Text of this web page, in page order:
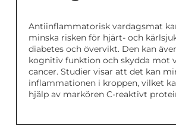
Antiinflammatorisk vardagsmat
minska risken för hjärt- och
diabetes och övervikt. Den kan
kognitiv funktion och skydda mot
cancer. Studier visar att det kan
inflammationen i kroppen, vilket
hjälp av markören C-reaktivt